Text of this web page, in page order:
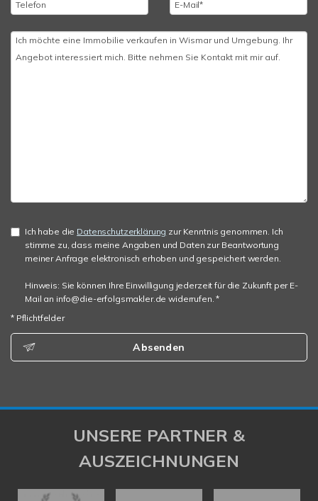
Ich habe die Datenschutzerklärung zur Kenntnis genommen. Ich
stimme zu, dass meine Angaben und Daten zur Beantwortung
meiner Anfrage elektronisch erhoben und gespeichert werden.
Hinweis: Sie können Ihre Einwilligung jederzeit für die Zukunft per E-
Mail an info@die-erfolgsmakler.de widerrufen. *
* Pflichtfelder
Absenden
UNSERE PARTNER &
AUSZEICHNUNGEN